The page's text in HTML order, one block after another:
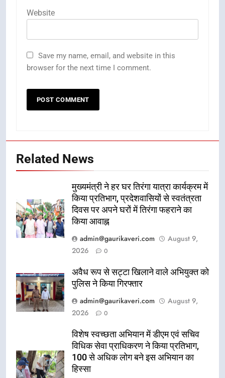
Website
Save my name, email, and website in this
browser for the next time I comment.
Related News
मुख्यमंत्री ने हर घर तिरंगा यात्रा कार्यक्रम में
किया प्रतिभाग, प्रदेशवासियों से स्वतंत्रता
दिवस पर अपने घरों में तिरंगा फहराने का
किया आवाह्न
admin@gaurikaveri.com
August 9,
2026
0
अवैध रूप से सट्टा खिलाने वाले अभियुक्त को
पुलिस ने किया गिरफ्तार
admin@gaurikaveri.com
August 9,
2026
0
विशेष स्वच्छता अभियान में डीएम एवं सचिव
विधिक सेवा प्राधिकरण ने किया प्रतिभाग,
100 से अधिक लोग बने इस अभियान का
हिस्सा